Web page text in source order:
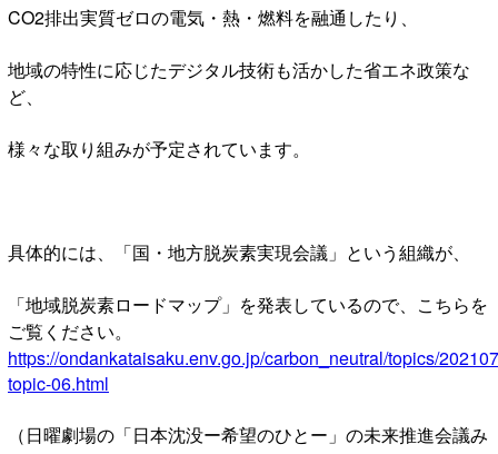
CO2排出実質ゼロの電気・熱・燃料を融通したり、
地域の特性に応じたデジタル技術も活かした省エネ政策な
ど、
様々な取り組みが予定されています。
具体的には、「国・地方脱炭素実現会議」という組織が、
「地域脱炭素ロードマップ」を発表しているので、こちらを
ご覧ください。
https://ondankataisaku.env.go.jp/carbon_neutral/topics/
topic-06.html
（日曜劇場の「日本沈没ー希望のひとー」の未来推進会議み